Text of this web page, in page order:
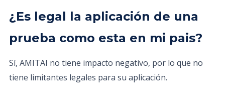
¿Es legal la aplicación de una
prueba como esta en mi pais?
Sí, AMITAI no tiene impacto negativo, por lo que no
tiene limitantes legales para su aplicación.